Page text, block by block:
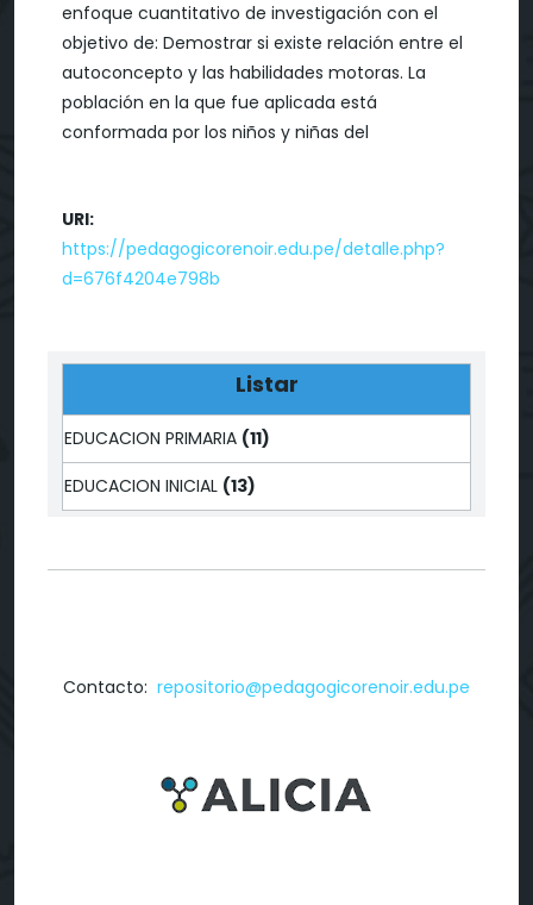
enfoque cuantitativo de investigación con el
objetivo de: Demostrar si existe relación entre el
autoconcepto y las habilidades motoras. La
población en la que fue aplicada está
conformada por los niños y niñas del
URI:
https://pedagogicorenoir.edu.pe/detalle.php?
d=676f4204e798b
Listar
EDUCACION PRIMARIA (11)
EDUCACION INICIAL (13)
Contacto: repositorio@pedagogicorenoir.edu.pe